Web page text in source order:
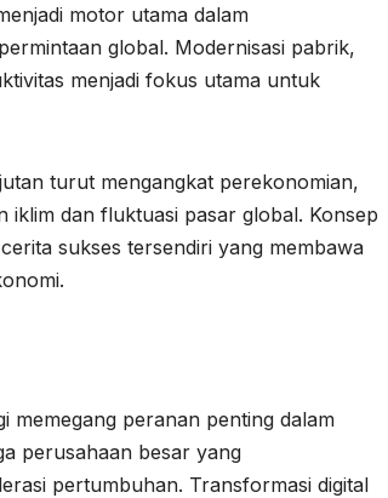
motor utama dalam
global. Modernisasi pabrik,
menjadi fokus utama untuk
turut mengangkat perekonomian,
iklim dan fluktuasi pasar global. Konsep
sukses tersendiri yang membawa
memegang peranan penting dalam
perusahaan besar yang
pertumbuhan. Transformasi digital